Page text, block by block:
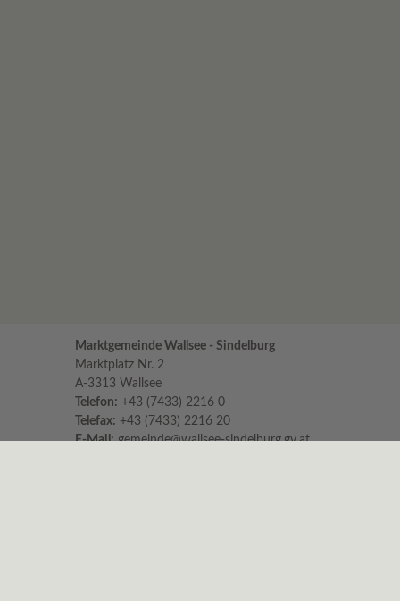
Marktgemeinde Wallsee - Sindelburg
Marktplatz Nr. 2
A-3313 Wallsee
Telefon: +43 (7433) 2216 0
Telefax: +43 (7433) 2216 20
E-Mail: gemeinde@wallsee-sindelburg.gv.at